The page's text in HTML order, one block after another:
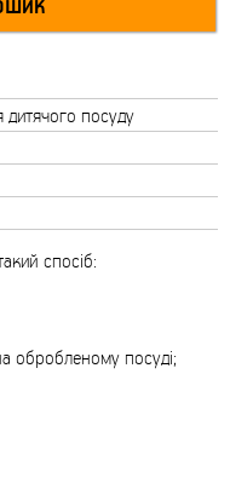
дитячого посуду
спосіб:
обробленому посуді;